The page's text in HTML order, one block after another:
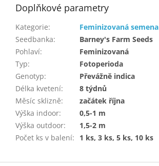
Doplňkové parametry
Kategorie:
Feminizovaná semena
Seedbanka:
Barney's Farm Seeds
Pohlaví:
Feminizovaná
Typ:
Fotoperioda
Genotyp:
Převážně indica
Délka kvetení:
8 týdnů
Měsíc sklizně:
začátek října
Výška indoor:
0,5-1 m
Výška outdoor:
1,5-2 m
Počet ks v balení: 1 ks, 3 ks, 5 ks, 10 ks